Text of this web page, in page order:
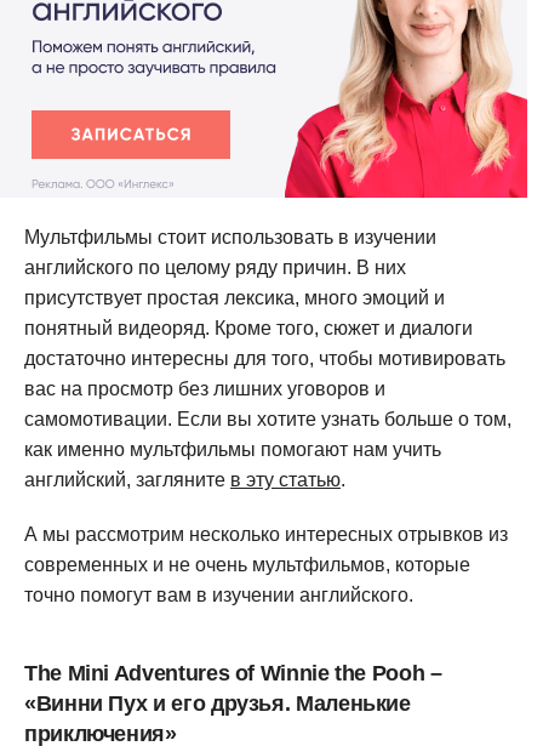
Мультфильмы стоит использовать в изучении
английского по целому ряду причин. В них
присутствует простая лексика, много эмоций и
понятный видеоряд. Кроме того, сюжет и диалоги
достаточно интересны для того, чтобы мотивировать
вас на просмотр без лишних уговоров и
самомотивации. Если вы хотите узнать больше о том,
как именно мультфильмы помогают нам учить
английский, загляните в эту статью.
А мы рассмотрим несколько интересных отрывков из
современных и не очень мультфильмов, которые
точно помогут вам в изучении английского.
The Mini Adventures of Winnie the Pooh –
«Винни Пух и его друзья. Маленькие
приключения»